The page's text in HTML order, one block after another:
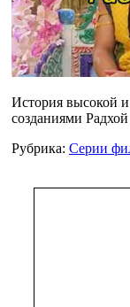
История высокой
созданиями
Рубрика: Серии